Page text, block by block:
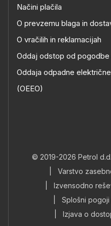
Načini plačila
O prevzemu blaga in
O vračilih in reklamacijah
Oddaj odstop od pogodbe
Oddaja odpadne
(OEEO)
© 2019-2026 Petrol
Varstvo
Izvensodno
Splošni
Izjava o